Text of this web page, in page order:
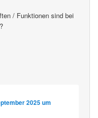
/ Funktionen sind bei
2025 um